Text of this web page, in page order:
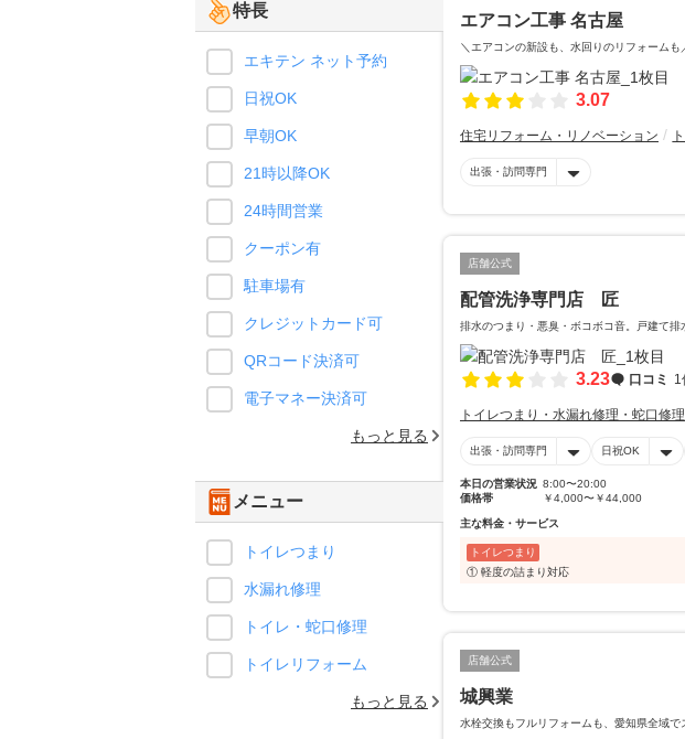
エアコン工事 名古屋
＼エアコンの新設も、水回りのリフォーム
3.07
住宅リフォーム・リノベーション
出張・訪問専門
店舗公式
配管洗浄専門店 匠
排水のつまり・悪臭・ボコボコ音。戸建て排
3.23 口コミ 1
トイレつまり・水漏れ修理・蛇口修理
出張・訪問専門 日祝OK
本日の営業状況 8:00〜20:00
価格帯
￥4,000〜￥44,000
主な料金・サービス
トイレつまり
① 軽度の詰まり対応
店舗公式
城興業
水栓交換もフルリフォームも、愛知県全域
特長
エキテン ネット予約
日祝OK
早朝OK
21時以降OK
24時間営業
クーポン有
駐車場有
クレジットカード可
QRコード決済可
電子マネー決済可
もっと見る
メニュー
トイレつまり
水漏れ修理
トイレ・蛇口修理
トイレリフォーム
もっと見る